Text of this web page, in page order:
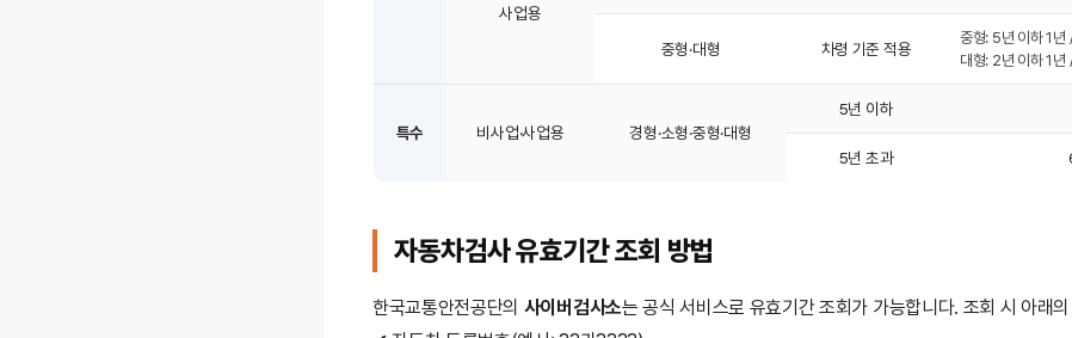
사업용
중형·대형 차령 기준 적용
중형: 5년 이하 1년
대형: 2년 이하 1년
특수 비사업·사업용 경형·소형·중형·대형
5년 이하
5년 초과
자동차검사 유효기간 조회 방법
한국교통안전공단의 사이버검사소는 공식 서비스로 유효기간 조회가 가능합니다. 조회 시 아래